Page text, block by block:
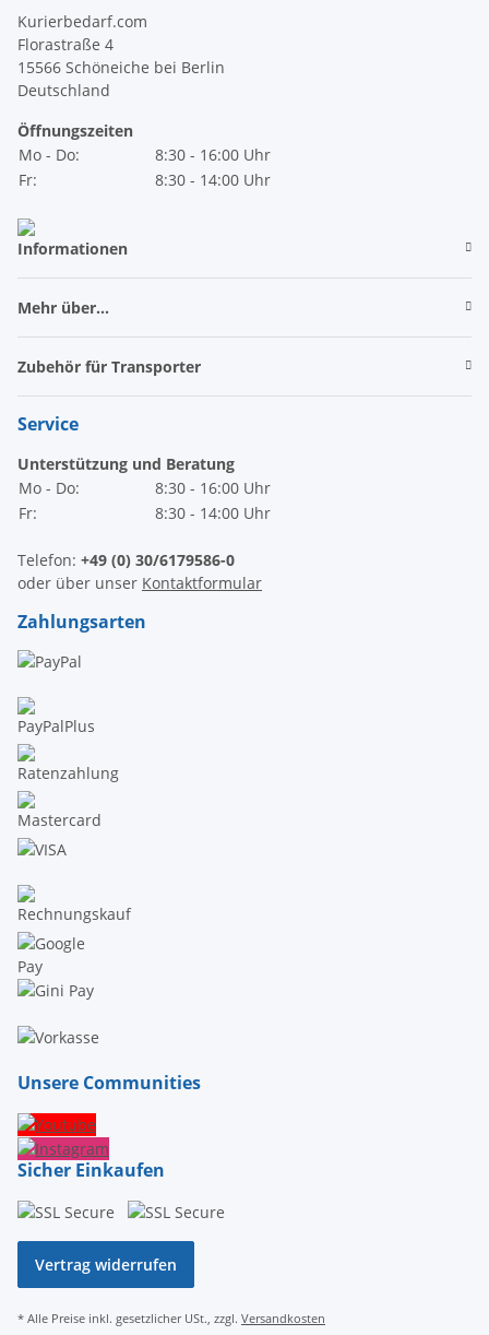
Kurierbedarf.com
Florastraße 4
15566 Schöneiche bei Berlin
Deutschland
Öffnungszeiten
Mo - Do:
8:30 - 16:00 Uhr
Fr:
8:30 - 14:00 Uhr
Informationen
Mehr über...
Zubehör für Transporter
Service
Unterstützung und Beratung
Mo - Do:
8:30 - 16:00 Uhr
Fr:
8:30 - 14:00 Uhr
Telefon: +49 (0) 30/6179586-0
oder über unser Kontaktformular
Zahlungsarten
Unsere Communities
Sicher Einkaufen
Vertrag widerrufen
* Alle Preise inkl. gesetzlicher USt., zzgl. Versandkosten